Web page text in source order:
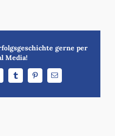
gerne per
Media!
TumblrPinterest
E-
Mail